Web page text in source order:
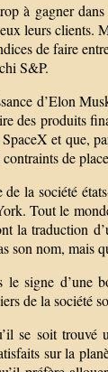
à gagner
leurs clients.
de faire
S&P.
d’Elon
des produits
et que,
de
de la société
Tout le
la traduction
son nom, mais
le signe d’une
de la
se soit trouvé
sur la